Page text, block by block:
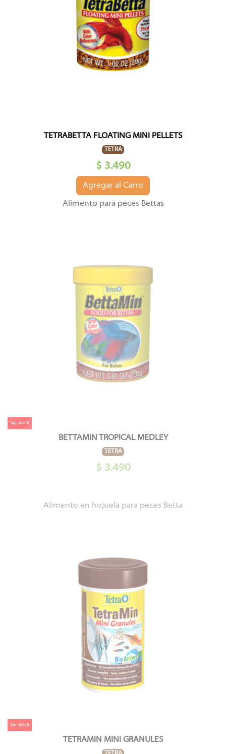
TETRABETTA FLOATING MINI PELLETS
TETRA
$ 3.490
Agregar al Carro
Alimento para peces Bettas
Sin stock
BETTAMIN TROPICAL MEDLEY
TETRA
$ 3.490
Alimento en hojuela para peces Betta
Sin stock
TETRAMIN MINI GRANULES